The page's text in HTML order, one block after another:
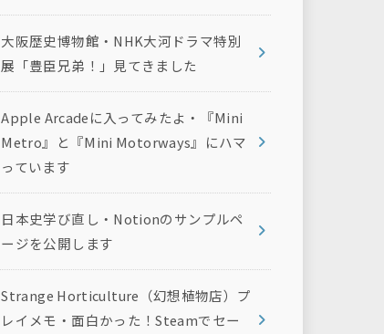
大阪歴史博物館・NHK大河ドラマ特別
展「豊臣兄弟！」見てきました
Apple Arcadeに入ってみたよ・『Mini
Metro』と『Mini Motorways』にハマ
っています
日本史学び直し・Notionのサンプルペ
ージを公開します
Strange Horticulture（幻想植物店）プ
レイメモ・面白かった！Steamでセー